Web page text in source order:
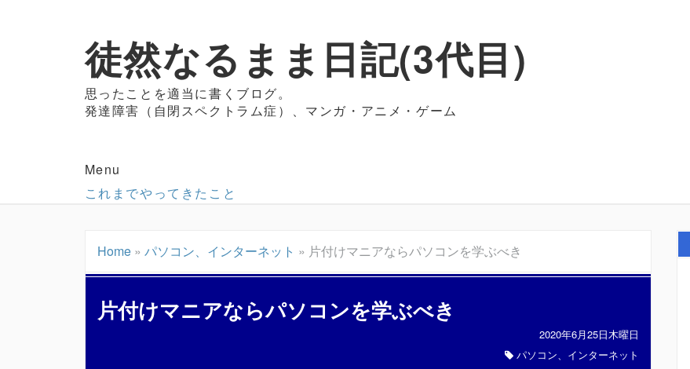
徒然なるまま日記(3代目)
思ったことを適当に書くブログ。
発達障害（自閉スペクトラム症）、マンガ・アニメ・ゲーム
Menu
これまでやってきたこと
Home» パソコン、インターネット » 片付けマニアならパソコンを学ぶべき
片付けマニアならパソコンを学ぶべき
2020年6月25日木曜日
パソコン、インターネット